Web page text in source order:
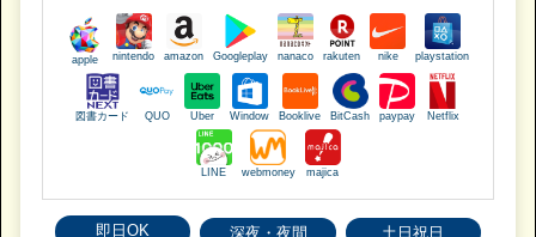
apple nintendo amazon Googleplay nanaco rakuten nike playstation
図書カード QUO Uber Window Booklive BitCash paypay Netflix
LINE webmoney majica
即日OK 深夜・夜間
土日祝日